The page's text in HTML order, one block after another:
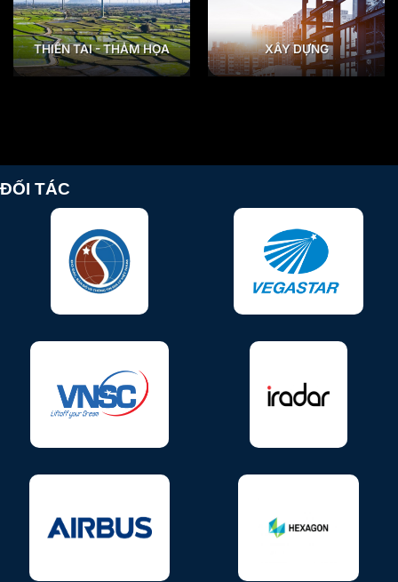
THIÊN TAI - THẢM HỌA XÂY DỰNG
ĐỐI TÁC